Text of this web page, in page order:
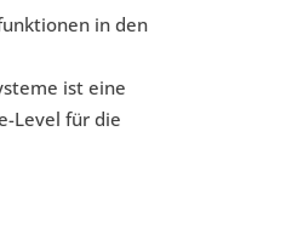
in den
ist eine
Level für die